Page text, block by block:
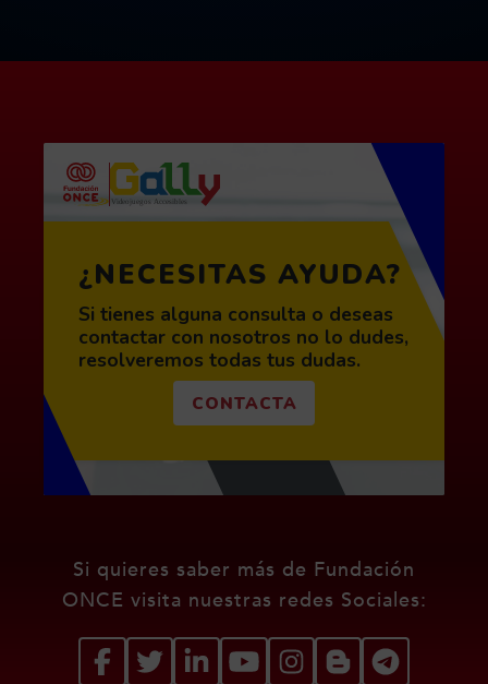
¿NECESITAS AYUDA?
Si tienes alguna consulta o deseas
contactar con nosotros no lo dudes,
resolveremos todas tus dudas.
CONTACTA
Redes sociales de Fundación
Si quieres saber más de Fundación
ONCE visita nuestras redes Sociales: